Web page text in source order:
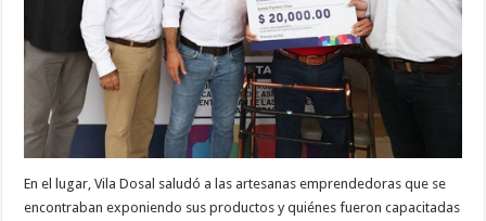
En el lugar, Vila Dosal saludó a las artesanas emprendedoras que se
encontraban exponiendo sus productos y quiénes fueron capacitadas